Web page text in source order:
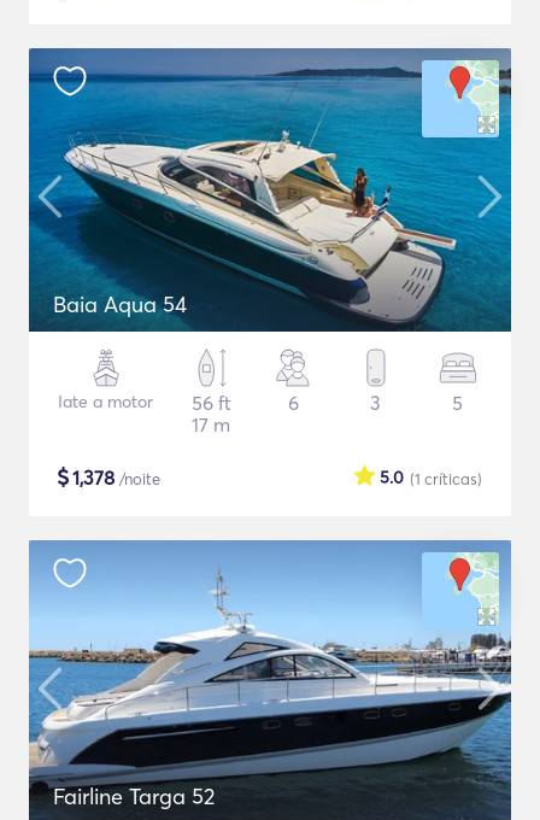
Baia Aqua 54
Iate a motor
56 ft
17 m
6 3 5
$1,378 /noite (1 críticas)
5.0
Fairline Targa 52